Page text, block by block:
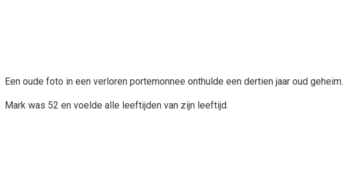
Een oude foto in een verloren portemonnee onthulde een dertien jaar oud geheim.
Mark was 52 en voelde alle leeftijden van zijn leeftijd.